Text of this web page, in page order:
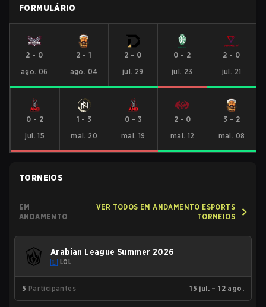
FORMULÁRIO
2 - 0
ago. 06
2 - 1
ago. 04
2 - 0
jul. 29
0 - 2
jul. 23
2 - 0
jul. 21
0 - 2
jul. 15
1 - 3
mai. 20
0 - 3
mai. 19
2 - 0
mai. 12
3 - 2
mai. 08
TORNEIOS
EM
ANDAMENTO
VER TODOS EM ANDAMENTO ESPORTS
TORNEIOS
Arabian League Summer 2026
LOL
5 Participantes 15 jul. – 12 ago.